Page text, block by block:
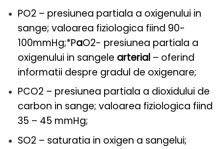
PO2 – presiunea partiala a oxigenului in
sange; valoarea fiziologica fiind 90-
100mmHg;*PaO2- presiunea partiala a
oxigenului in sangele arterial – oferind
informatii despre gradul de oxigenare;
PCO2 – presiunea partiala a dioxidului de
carbon in sange; valoarea fiziologica fiind
35 – 45 mmHg;
SO2 – saturatia in oxigen a sangelui;